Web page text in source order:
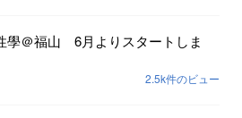
學＠福山 6月よりスタートしま
2.5k件のビュー